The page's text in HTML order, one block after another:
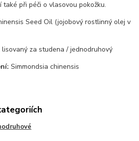
také při péči o vlasovou pokožku.
Seed Oil (jojobový rostlinný olej v
lisovaný za studena / jednodruhový
Simmondsia chinensis